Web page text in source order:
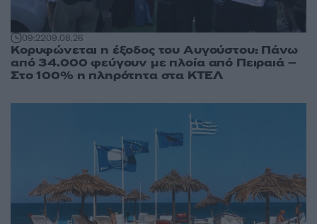
09:2209.08.26
Κορυφώνεται η έξοδος του Αυγούστου: Πάνω
από 34.000 φεύγουν με πλοία από Πειραιά –
Στο 100% η πληρότητα στα ΚΤΕΛ